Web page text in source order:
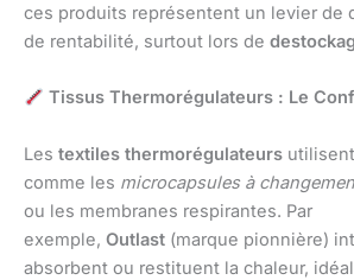
ces produits représentent un levier de
de rentabilité, surtout lors de
Tissus Thermorégulateurs : Le
Les textiles thermorégulateurs
comme les microcapsules à
ou les membranes respirantes. Par
exemple, Outlast (marque pionnière)
absorbent ou restituent la chaleur,